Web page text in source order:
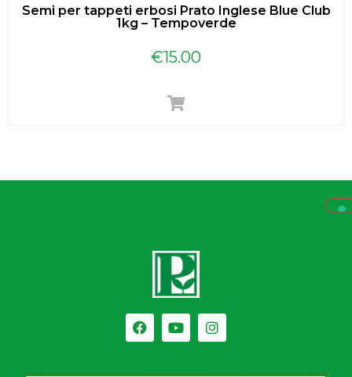
Semi per tappeti erbosi Prato Inglese Blue Club
1kg – Tempoverde
€15.00